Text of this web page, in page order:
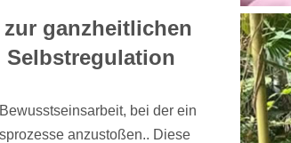
ganzheitlichen
bei der ein
anzustoßen.. Diese